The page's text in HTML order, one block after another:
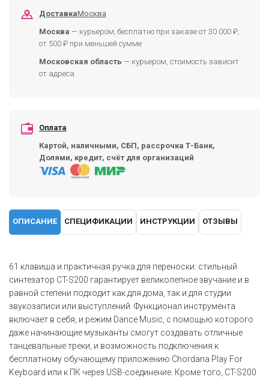
ДоставкаМосква
Москва — курьером, бесплатно при заказе от 30 000 ₽,
от 500 ₽ при меньшей сумме
Московская область — курьером, стоимость зависит
от адреса
Оплата
Картой, наличными, СБП, рассрочка Т-Банк,
Долями, кредит, счёт для организаций
ОПИСАНИЕ СПЕЦИФИКАЦИИ ИНСТРУКЦИИ ОТЗЫВЫ
61 клавиша и практичная ручка для переноски: стильный
синтезатор CT-S200 гарантирует великолепное звучание и в
равной степени подходит как для дома, так и для студии
звукозаписи или выступлений. Функционал инструмента
включает в себя, и режим Dance Music, с помощью которого
даже начинающие музыканты смогут создавать отличные
танцевальные треки, и возможность подключения к
бесплатному обучающему приложению Chordana Play For
Keyboard или к ПК через USB-соединение. Кроме того, CT-S200